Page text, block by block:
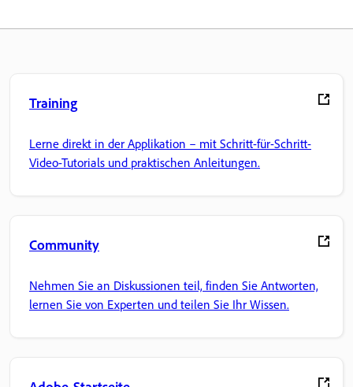
Training
Lerne direkt in der Applikation – mit Schritt-für-Schritt-
Video-Tutorials und praktischen Anleitungen.
Community
Nehmen Sie an Diskussionen teil, finden Sie Antworten,
lernen Sie von Experten und teilen Sie Ihr Wissen.